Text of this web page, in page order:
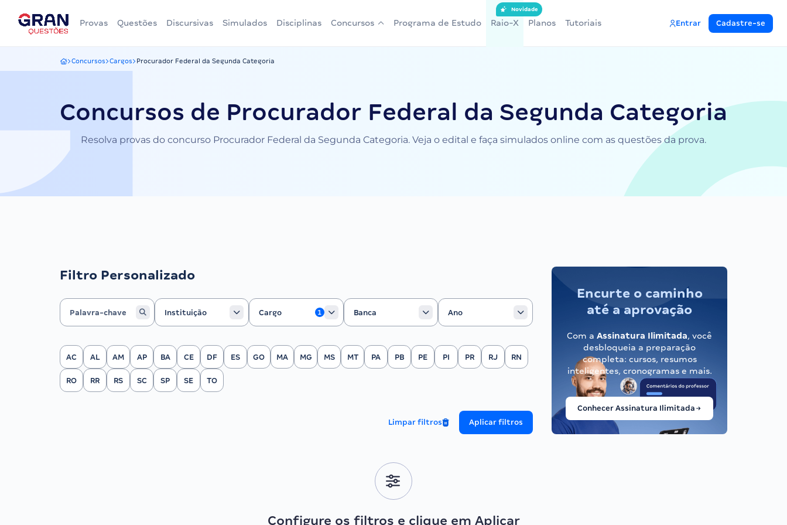
Provas Questões Discursivas Simulados Disciplinas Concursos Programa de Estudo Raio-X
Novidade
Planos Tutoriais Entrar Cadastre-se
Gran Questões
Concursos Cargos Procurador Federal da Segunda Categoria
Concursos de Procurador Federal da Segunda Categoria
Resolva provas do concurso Procurador Federal da Segunda Categoria. Veja o edital e faça simulados online com as questões da prova.
Filtro Personalizado
Instituição
Instituição
Cargo
Cargo
1
Banca
Banca
Ano
Ano
Filtrar por Estado
AC AL AM AP BA CE DF ES GO MA MG MS MT PA PB PE PI PR RJ RN
RO RR RS SC SP SE TO
Limpar filtros Aplicar filtros
Encurte o caminho
até a aprovação
Com a Assinatura Ilimitada, você
desbloqueia a preparação
completa: cursos, resumos
inteligentes, cronogramas e mais.
Conhecer Assinatura Ilimitada
Configure os filtros e clique em Aplicar